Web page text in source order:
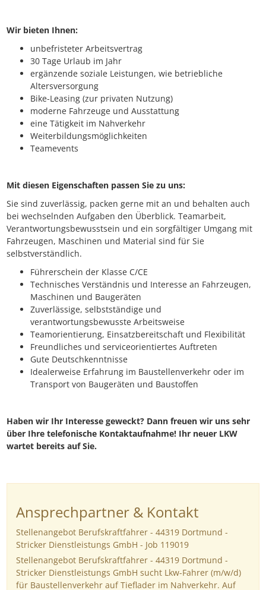
Wir bieten Ihnen:
unbefristeter Arbeitsvertrag
30 Tage Urlaub im Jahr
ergänzende soziale Leistungen, wie betriebliche
Altersversorgung
Bike-Leasing (zur privaten Nutzung)
moderne Fahrzeuge und Ausstattung
eine Tätigkeit im Nahverkehr
Weiterbildungsmöglichkeiten
Teamevents
Mit diesen Eigenschaften passen Sie zu uns:
Sie sind zuverlässig, packen gerne mit an und behalten auch
bei wechselnden Aufgaben den Überblick. Teamarbeit,
Verantwortungsbewusstsein und ein sorgfältiger Umgang mit
Fahrzeugen, Maschinen und Material sind für Sie
selbstverständlich.
Führerschein der Klasse C/CE
Technisches Verständnis und Interesse an Fahrzeugen,
Maschinen und Baugeräten
Zuverlässige, selbstständige und
verantwortungsbewusste Arbeitsweise
Teamorientierung, Einsatzbereitschaft und Flexibilität
Freundliches und serviceorientiertes Auftreten
Gute Deutschkenntnisse
Idealerweise Erfahrung im Baustellenverkehr oder im
Transport von Baugeräten und Baustoffen
Haben wir Ihr Interesse geweckt? Dann freuen wir uns sehr
über Ihre telefonische Kontaktaufnahme! Ihr neuer LKW
wartet bereits auf Sie.
Ansprechpartner & Kontakt
Stellenangebot Berufskraftfahrer - 44319 Dortmund -
Stricker Dienstleistungs GmbH - Job 119019
Stellenangebot Berufskraftfahrer - 44319 Dortmund -
Stricker Dienstleistungs GmbH sucht Lkw-Fahrer (m/w/d)
für Baustellenverkehr auf Tieflader im Nahverkehr. Auf